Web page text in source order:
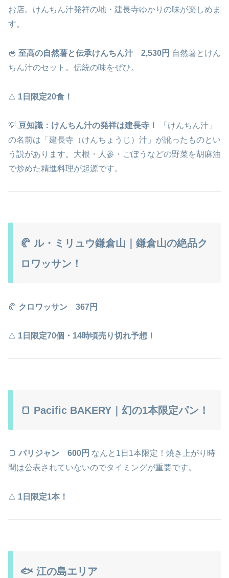
お店。けんちん汁発祥の地・建長寺ゆかりの味が楽しめま
す。
🥣 至高の自然薯と伝承けんちん汁 2,530円 自然薯とけん
ちん汁のセット。伝統の味をぜひ。
⚠️ 1日限定20食！
💡 豆知識：けんちん汁の発祥は建長寺！
「けんちん汁」
の名前は「建長寺（けんちょうじ）汁」が訛ったものとい
う説があります。大根・人参・ごぼうなどの野菜を胡麻油
で炒めた精進料理が起源です。
🥐 ル・ミリュウ鎌倉山｜鎌倉山の絶品ク
ロワッサン！
🥐 クロワッサン 367円
⚠️ 1日限定70個・14時頃売り切れ予想！
🍞 Pacific BAKERY｜幻の1本限定パン！
🍞 パリジャン 600円 なんと1日1本限定！焼き上がり時
間は公表されていないのでタイミングが重要です。
⚠️ 1日限定1本！
🐟 江の島エリア